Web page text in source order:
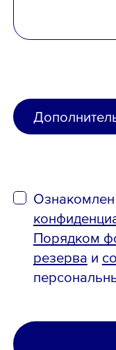
Порядком
Порядком
резерва и